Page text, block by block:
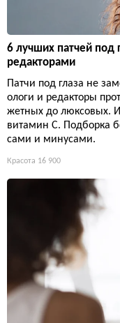
6 лучших патчей под
редакторами
Патчи под глаза не
ологи и редакторы
жетных до люксовых.
витамин С. Подборка
сами и минусами.
Красота 16 900